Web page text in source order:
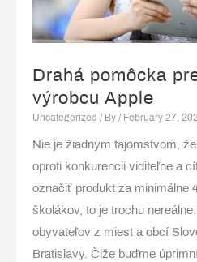
Drahá pomôcka
výrobcu Apple
Uncategorized / By / February 27,
Nie je žiadnym tajomstvom,
oproti konkurencii viditeľne a
označiť produkt za minimálne
školákov, to je trochu
obyvateľov z miest a obcí
Bratislavy. Čiže buďme